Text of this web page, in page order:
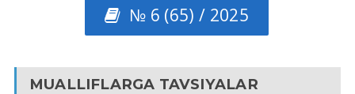
№ 6 (65) / 2025
MUALLIFLARGA TAVSIYALAR